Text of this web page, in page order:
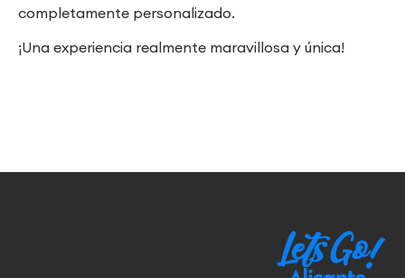
completamente personalizado.
¡Una experiencia realmente maravillosa y única!